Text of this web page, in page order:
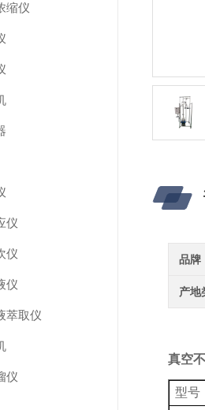
缩仪
仪
仪
仪
萃取仪
仪
品牌
产地
真空
型号